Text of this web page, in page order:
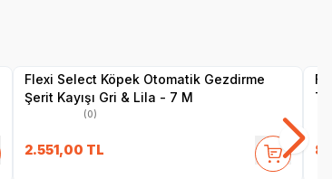
Flexi Select Köpek Otomatik Gezdirme
Şerit Kayışı Gri & Lila - 7 M
(0)
2.551,00 TL